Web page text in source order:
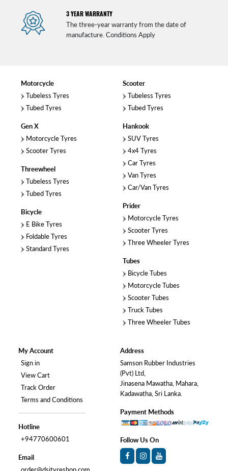
3 YEAR WARRANTY
The three-year warranty from the date of
manufacture. Conditions Apply
Motorcycle
Tubeless Tyres
Tubed Tyres
Gen X
Motorcycle Tyres
Scooter Tyres
Threewheel
Tubeless Tyres
Tubed Tyres
Bicycle
E Bike Tyres
Foldable Tyres
Standard Tyres
Scooter
Tubeless Tyres
Tubed Tyres
Hankook
SUV Tyres
4x4 Tyres
Car Tyres
Van Tyres
Car/Van Tyres
Prider
Motorcycle Tyres
Scooter Tyres
Three Wheeler Tyres
Tubes
Bicycle Tubes
Motorcycle Tubes
Scooter Tubes
Truck Tubes
Three Wheeler Tubes
My Account
Sign in
View Cart
Track Order
Terms and Conditions
Hotline
+94770600601
Email
Address
Samson Rubber Industries
(Pvt) Ltd,
Jinasena Mawatha, Mahara,
Kadawatha, Sri Lanka.
Payment Methods
Follow Us On